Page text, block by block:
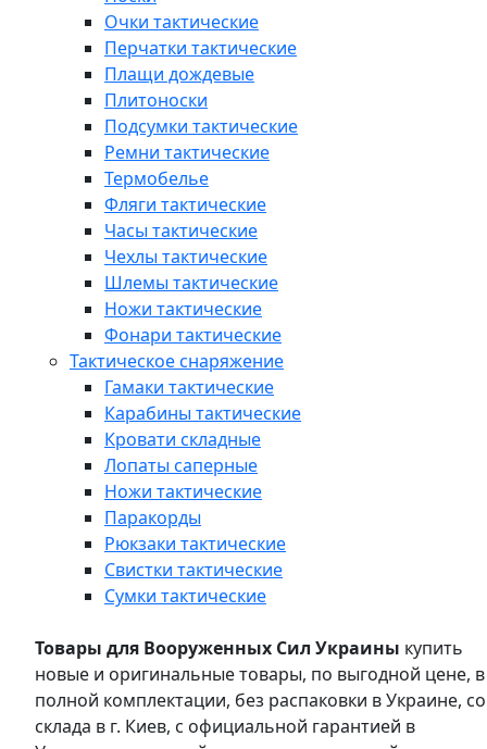
Очки тактические
Перчатки тактические
Плащи дождевые
Плитоноски
Подсумки тактические
Ремни тактические
Термобелье
Фляги тактические
Часы тактические
Чехлы тактические
Шлемы тактические
Ножи тактические
Фонари тактические
Тактическое снаряжение
Гамаки тактические
Карабины тактические
Кровати складные
Лопаты саперные
Ножи тактические
Паракорды
Рюкзаки тактические
Свистки тактические
Сумки тактические
Товары для Вооруженных Сил Украины купить
новые и оригинальные товары, по выгодной цене, в
полной комплектации, без распаковки в Украине, со
склада в г. Киев, с официальной гарантией в